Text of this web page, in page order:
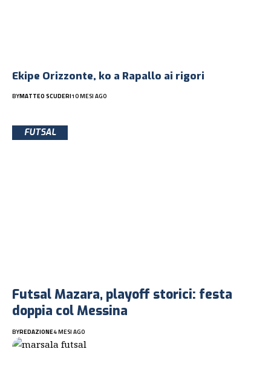
Ekipe Orizzonte, ko a Rapallo ai rigori
BYMATTEO SCUDERI10 MESI AGO
FUTSAL
Futsal Mazara, playoff storici: festa
doppia col Messina
BYREDAZIONE4 MESI AGO